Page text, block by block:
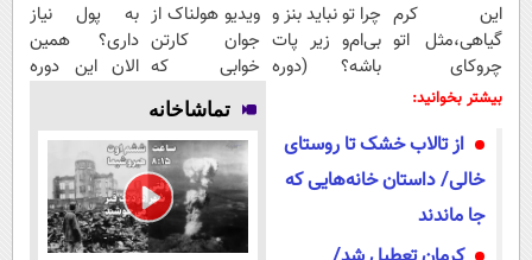
این کرم
گیاهی،مثل اتو
چروکای
پوستتوصاف
چرا تو نباید بنز و
بی‌ام‌و زیر پات
باشه؟ (دوره
ویدیو هولناک از
جوان کارتن
خوابی که
میلیاردر شد.
آموزش رایگان
به پول نیاز
داری؟ همین
الان این دوره
نشده!
بیشتر بخوانید:
از تالاب خشک تا روستای
خالی/ داستان خانه‌هایی که
جا ماندند
تماشاخانه